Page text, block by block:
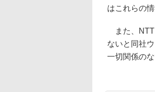
はこれらの
また、NTT
ないと同社
一切関係の